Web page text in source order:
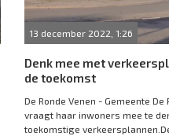
13 december 2022, 1:26
Denk mee met
de toekomst
De Ronde Venen - Gemeente De
vraagt haar inwoners mee te
toekomstige